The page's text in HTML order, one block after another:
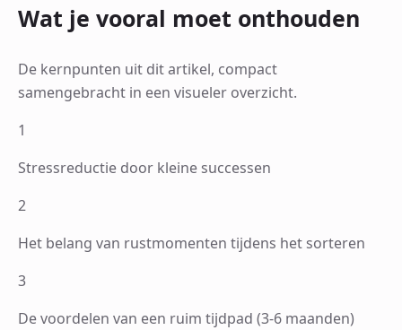
Wat je vooral moet onthouden
De kernpunten uit dit artikel, compact
samengebracht in een visueler overzicht.
1
Stressreductie door kleine successen
2
Het belang van rustmomenten tijdens het sorteren
3
De voordelen van een ruim tijdpad (3-6 maanden)